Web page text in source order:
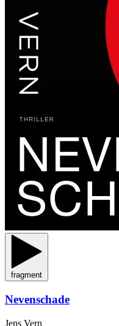
fragment
Nevenschade
Jens Vern